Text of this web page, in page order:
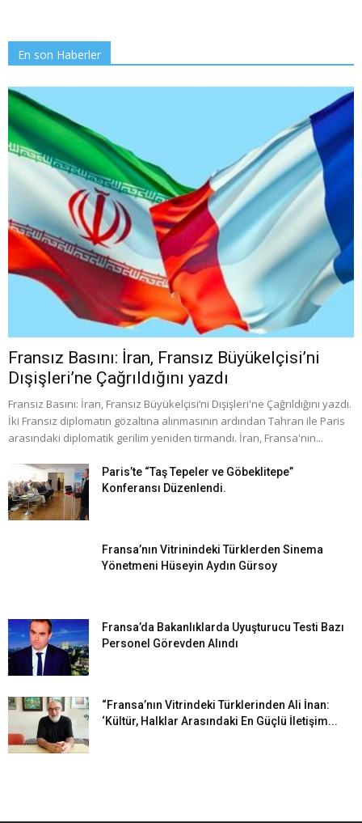
En son Haberler
Fransız Basını: İran, Fransız Büyükelçisi’ni
Dışişleri’ne Çağrıldığını yazdı
Fransız Basını: İran, Fransız Büyükelçisi’ni Dışişleri'ne Çağrıldığını yazdı.
İki Fransız diplomatın gözaltına alınmasının ardından Tahran ile Paris
arasındaki diplomatik gerilim yeniden tırmandı. İran, Fransa'nın...
Paris’te “Taş Tepeler ve Göbeklitepe”
Konferansı Düzenlendi.
Fransa’nın Vitrinindeki Türklerden Sinema
Yönetmeni Hüseyin Aydın Gürsoy
Fransa’da Bakanlıklarda Uyuşturucu Testi Bazı
Personel Görevden Alındı
“Fransa’nın Vitrindeki Türklerinden Ali İnan:
‘Kültür, Halklar Arasındaki En Güçlü İletişim...